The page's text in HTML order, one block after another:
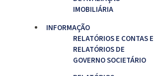
IMOBILIÁRIA
INFORMAÇÃO
RELATÓRIOS E CONTAS E
RELATÓRIOS DE
GOVERNO SOCIETÁRIO